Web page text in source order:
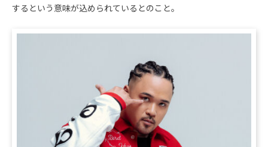
するという意味が込められているとのこと。